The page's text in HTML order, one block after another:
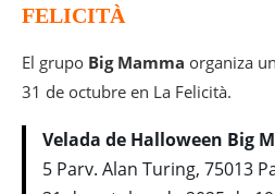
FELICITÀ
El grupo Big Mamma organiza
31 de octubre en La Felicità.
Velada de Halloween Big
5 Parv. Alan Turing, 75013